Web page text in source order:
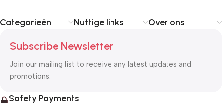
Categorieën Nuttige links Over ons
Subscribe Newsletter
Join our mailing list to receive any latest updates and
promotions.
Safety Payments